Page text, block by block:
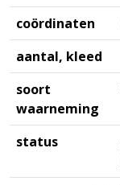
coördinaten
aantal, kleed
soort
waarneming
status